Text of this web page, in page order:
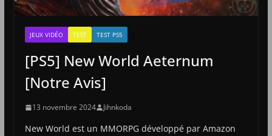
JEUX VIDÉO TEST TEST PS5
[PS5] New World Aeternum
[Notre Avis]
13 novembre 2024 Jihnkoda
New World est un MMORPG développé par Amazon